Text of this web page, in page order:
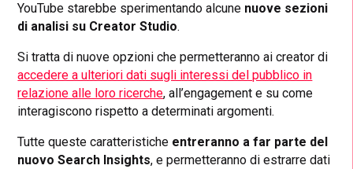
YouTube starebbe sperimentando alcune nuove sezioni
di analisi su Creator Studio.
Si tratta di nuove opzioni che permetteranno ai creator di
accedere a ulteriori dati sugli interessi del pubblico in
relazione alle loro ricerche, all’engagement e su come
interagiscono rispetto a determinati argomenti.
Tutte queste caratteristiche entreranno a far parte del
nuovo Search Insights, e permetteranno di estrarre dati